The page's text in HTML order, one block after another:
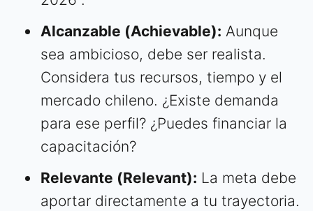
Alcanzable (Achievable): Aunque
sea ambicioso, debe ser realista.
Considera tus recursos, tiempo y el
mercado chileno. ¿Existe demanda
para ese perfil? ¿Puedes financiar la
capacitación?
Relevante (Relevant): La meta debe
aportar directamente a tu trayectoria.